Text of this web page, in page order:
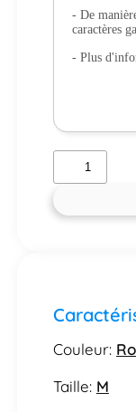
- De
caractères
- Plus
Couleur:
Taille: M